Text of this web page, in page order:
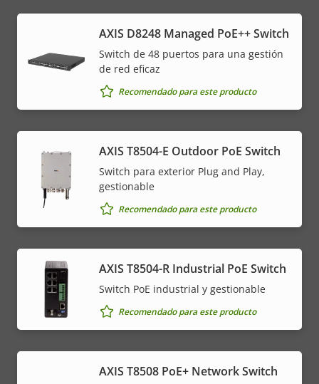
AXIS D8248 Managed PoE++ Switch
Switch de 48 puertos para una gestión
de red eficaz
Recomendado para este producto
AXIS T8504-E Outdoor PoE Switch
Switch para exterior Plug and Play,
gestionable
Recomendado para este producto
AXIS T8504-R Industrial PoE Switch
Switch PoE industrial y gestionable
Recomendado para este producto
AXIS T8508 PoE+ Network Switch